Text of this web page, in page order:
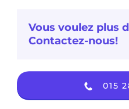
Vous voulez plus
Contactez-nous!
015